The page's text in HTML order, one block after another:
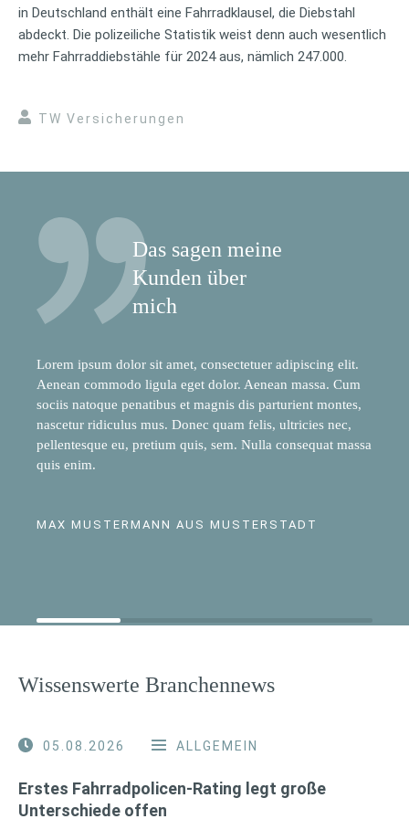
in Deutschland enthält eine Fahrradklausel, die Diebstahl
abdeckt. Die polizeiliche Statistik weist denn auch wesentlich
mehr Fahrraddiebstähle für 2024 aus, nämlich 247.000.
TW Versicherungen
Das sagen meine
Kunden über
mich
Lorem ipsum dolor sit amet, consectetuer adipiscing elit.
Aenean commodo ligula eget dolor. Aenean massa. Cum
sociis natoque penatibus et magnis dis parturient montes,
nascetur ridiculus mus. Donec quam felis, ultricies nec,
pellentesque eu, pretium quis, sem. Nulla consequat massa
quis enim.
MAX MUSTERMANN AUS MUSTERSTADT
Wissenswerte Branchennews
05.08.2026 ALLGEMEIN
Erstes Fahrradpolicen-Rating legt große
Unterschiede offen